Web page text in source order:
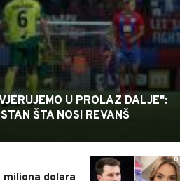
U PROLAZ DALJE":
ŠTA NOSI REVANŠ
0
dolara